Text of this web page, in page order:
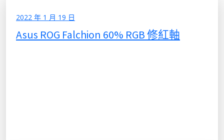
2022 年 1 月 19 日
Asus ROG Falchion 60% RGB 修紅軸